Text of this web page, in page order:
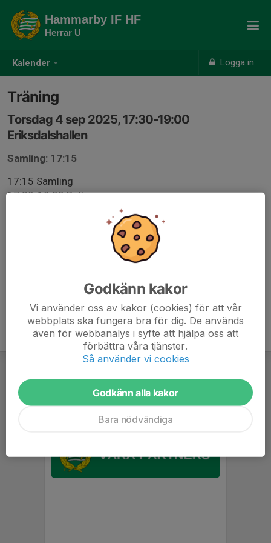
Kalender Logga in
Hammarby IF HF
Herrar U
Träning
Torsdag 4 sep 2025, 17:30-19:00
Eriksdalshallen
Samling: 17:15
17:15 Samling
17:30-19:00 Boll
Godkänn kakor
Vi använder oss av kakor (cookies) för att vår
webbplats ska fungera bra för dig. De används
även för webbanalys i syfte att hjälpa oss att
förbättra våra tjänster.
Så använder vi cookies
Godkänn alla kakor
Bara nödvändiga